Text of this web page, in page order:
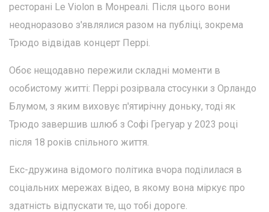
ресторані Le Violon в Монреалі. Після цього вони
неодноразово з'являлися разом на публіці, зокрема
Трюдо відвідав концерт Перрі.
Обоє нещодавно пережили складні моменти в
особистому житті: Перрі розірвала стосунки з Орландо
Блумом, з яким виховує п'ятирічну доньку, тоді як
Трюдо завершив шлюб з Софі Грегуар у 2023 році
після 18 років спільного життя.
Екс-дружина відомого політика вчора поділилася в
соціальних мережах відео, в якому вона міркує про
здатність відпускати те, що тобі дороге.